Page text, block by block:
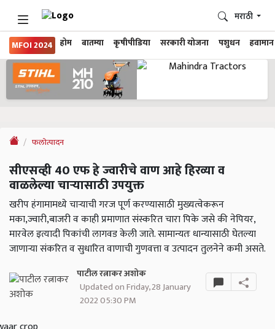
MFOI 2024 होम बातम्या कृषीपीडिया सरकारी योजना पशुधन हवामान
मराठी
फलोत्पादन
सीएसव्ही 40 एफ हे ज्वारीचे वाण आहे हिरव्या व
वाळलेल्या चाऱ्यासाठी उपयुक्त
खरीप हंगामामध्ये चाऱ्याची गरज पूर्ण करण्यासाठी मुख्यत्वेकरून
मका,ज्वारी,बाजरी व काही प्रमाणात संस्करित चारा पिके जसे की नेपियर,
मारवेल इत्यादी पिकांची लागवड केली जाते. सामान्यतः धान्यासाठी घेतल्या
जाणाऱ्या संकरित व सुधारित वाणाची गुणवत्ता व उत्पादन तुलनेने कमी असते.
पाटील रत्नाकर अशोक
Updated on Friday, 28 January
2022 05:30 PM